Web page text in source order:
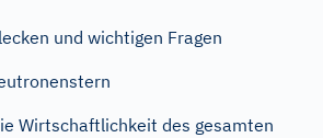
und wichtigen Fragen
Wirtschaftlichkeit des gesamten